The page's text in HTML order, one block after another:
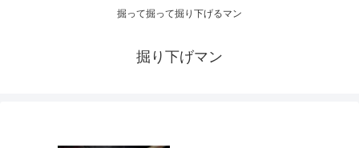
掘って掘って掘り下げるマン
掘り下げマン